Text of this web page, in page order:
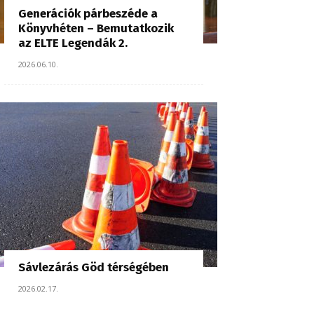
Generációk párbeszéde a
Könyvhéten – Bemutatkozik
az ELTE Legendák 2.
2026.06.10.
Sávlezárás Göd térségében
2026.02.17.